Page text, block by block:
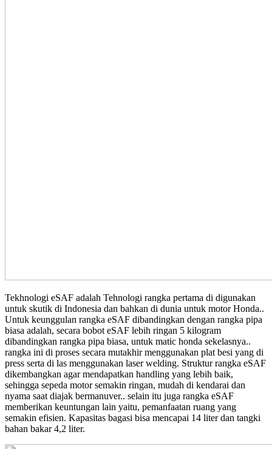
Tekhnologi eSAF adalah Tehnologi rangka pertama di digunakan
untuk skutik di Indonesia dan bahkan di dunia untuk motor Honda..
Untuk keunggulan rangka eSAF dibandingkan dengan rangka pipa
biasa adalah, secara bobot eSAF lebih ringan 5 kilogram
dibandingkan rangka pipa biasa, untuk matic honda sekelasnya..
rangka ini di proses secara mutakhir menggunakan plat besi yang di
press serta di las menggunakan laser welding. Struktur rangka eSAF
dikembangkan agar mendapatkan handling yang lebih baik,
sehingga sepeda motor semakin ringan, mudah di kendarai dan
nyama saat diajak bermanuver.. selain itu juga rangka eSAF
memberikan keuntungan lain yaitu, pemanfaatan ruang yang
semakin efisien. Kapasitas bagasi bisa mencapai 14 liter dan tangki
bahan bakar 4,2 liter.